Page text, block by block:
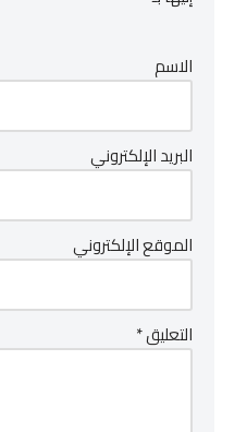
الاسم
البريد الإلكتروني
الموقع الإلكتروني
التعليق*